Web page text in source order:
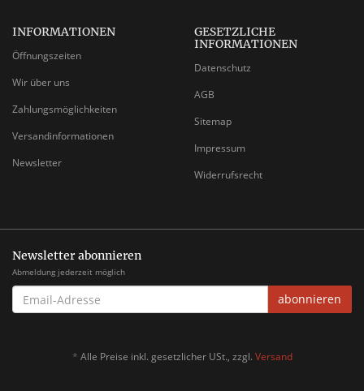
INFORMATIONEN
Öffnungszeiten
Wir über uns
Zahlungsmöglichkeiten
Versandinformationen
Newsletter
GESETZLICHE
INFORMATIONEN
Datenschutz
AGB
Sitemap
Impressum
Widerrufsrecht
Newsletter abonnieren
Abmeldung jederzeit möglich
EMAIL-
ADRESSE
abonnieren
* Alle Preise inkl. gesetzlicher USt., zzgl. Versand